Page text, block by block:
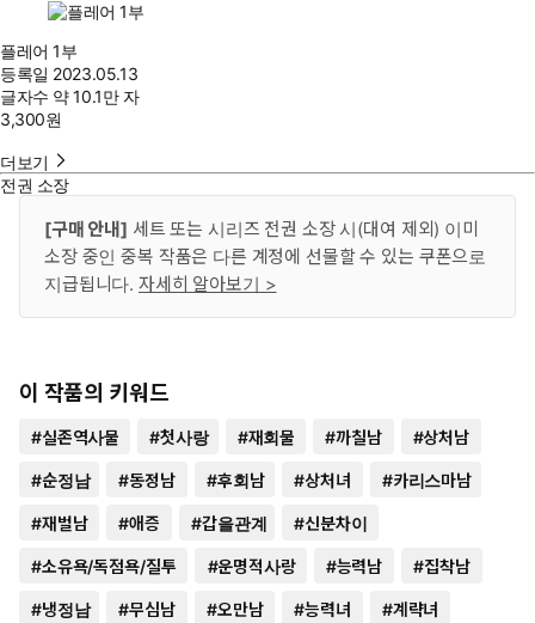
플레어 1부
등록일 2023.05.13
글자수 약 10.1만 자
3,300원
더보기
전권 소장
[구매 안내] 세트 또는 시리즈 전권 소장 시(대여 제외) 이미
소장 중인 중복 작품은 다른 계정에 선물할 수 있는 쿠폰으로
지급됩니다. 자세히 알아보기 >
이 작품의 키워드
#실존역사물 #첫사랑 #재회물 #까칠남 #상처남
#순정남 #동정남 #후회남 #상처녀 #카리스마남
#재벌남 #애증 #갑을관계 #신분차이
#소유욕/독점욕/질투 #운명적사랑 #능력남 #집착남
#냉정남 #무심남 #오만남 #능력녀 #계략녀